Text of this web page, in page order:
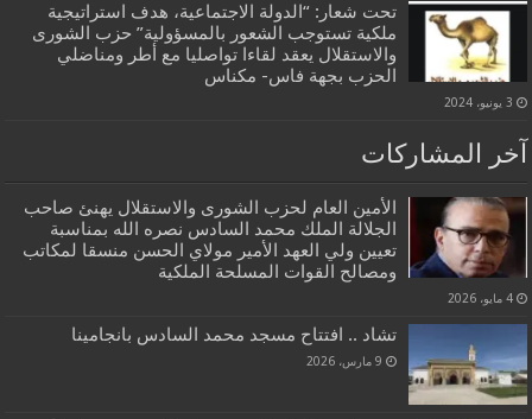
تحت شعار: “الدولة الاجتماعية، هدف استراتيجية
ملكية تستوجب الشعور بالمسؤولية” حزب الشورى
والاستقلال يعقد لقاءا تواصليا مع أطر ومناضلي
الحزب بجهة فاس- مكناس
3 يونيو، 2024
آخر المشاركات
الأمين العام لحزب الشورى والاستقلال يهنئ صاحب
الجلالة الملك محمد السادس نصره الله بمناسبة
تعيين ولي العهد الأمير مولاي الحسن منسقا لمكاتب
ومصالح القوات المسلحة الملكية
4 مايو، 2026
تشاد .. افتتاح مسجد محمد السادس بانجامينا
9 مارس، 2026